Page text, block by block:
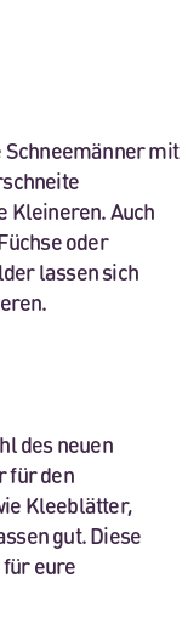
mit
Kleineren. Auch
oder
lassen sich
des neuen
für den
Kleeblätter,
gut. Diese
für eure